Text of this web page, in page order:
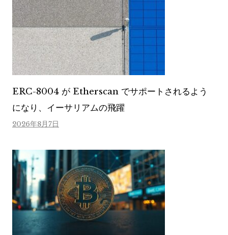
ERC-8004 が Etherscan でサポートされるよう
になり、イーサリアムの飛躍
2026年8月7日